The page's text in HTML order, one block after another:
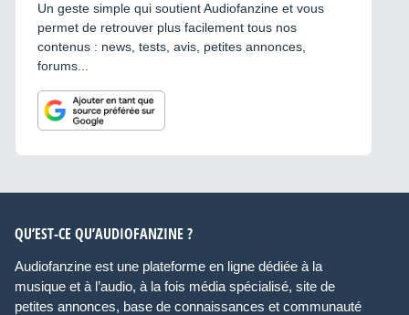
Un geste simple qui soutient Audiofanzine et vous
permet de retrouver plus facilement tous nos
contenus : news, tests, avis, petites annonces,
forums...
QU’EST-CE QU’AUDIOFANZINE ?
Audiofanzine est une plateforme en ligne dédiée à la
musique et à l’audio, à la fois média spécialisé, site de
petites annonces, base de connaissances et communauté